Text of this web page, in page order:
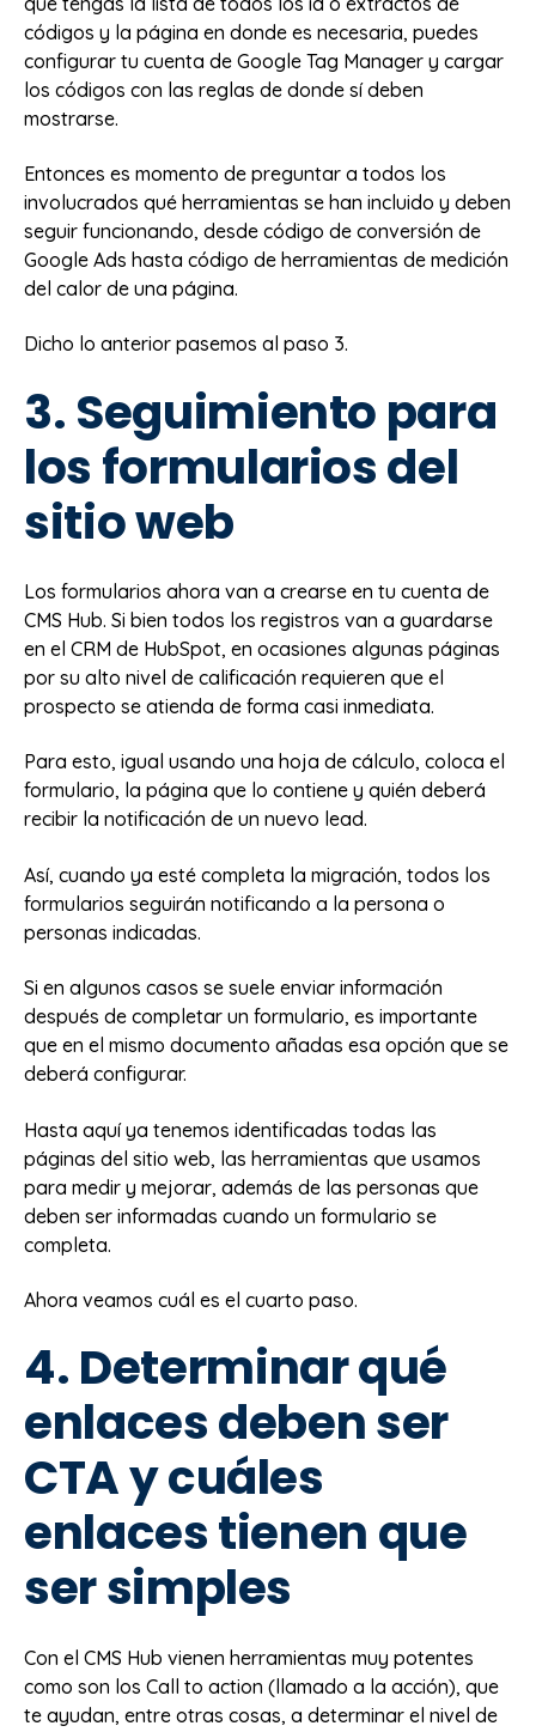
códigos y la página en donde es necesaria, puedes
configurar tu cuenta de Google Tag Manager y cargar
los códigos con las reglas de donde sí deben
mostrarse.
Entonces es momento de preguntar a todos los
involucrados qué herramientas se han incluido y deben
seguir funcionando, desde código de conversión de
Google Ads hasta código de herramientas de medición
del calor de una página.
Dicho lo anterior pasemos al paso 3.
3. Seguimiento para
los formularios del
sitio web
Los formularios ahora van a crearse en tu cuenta de
CMS Hub. Si bien todos los registros van a guardarse
en el CRM de HubSpot, en ocasiones algunas páginas
por su alto nivel de calificación requieren que el
prospecto se atienda de forma casi inmediata.
Para esto, igual usando una hoja de cálculo, coloca el
formulario, la página que lo contiene y quién deberá
recibir la notificación de un nuevo lead.
Así, cuando ya esté completa la migración, todos los
formularios seguirán notificando a la persona o
personas indicadas.
Si en algunos casos se suele enviar información
después de completar un formulario, es importante
que en el mismo documento añadas esa opción que se
deberá configurar.
Hasta aquí ya tenemos identificadas todas las
páginas del sitio web, las herramientas que usamos
para medir y mejorar, además de las personas que
deben ser informadas cuando un formulario se
completa.
Ahora veamos cuál es el cuarto paso.
4. Determinar qué
enlaces deben ser
CTA y cuáles
enlaces tienen que
ser simples
Con el CMS Hub vienen herramientas muy potentes
como son los Call to action (llamado a la acción), que
te ayudan, entre otras cosas, a determinar el nivel de